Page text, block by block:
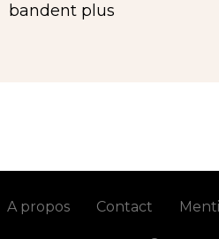
bandent plus
A propos Contact